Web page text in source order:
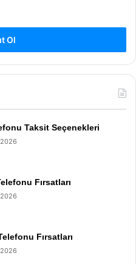
Ol
Taksit Seçenekleri
Fırsatları
Fırsatları